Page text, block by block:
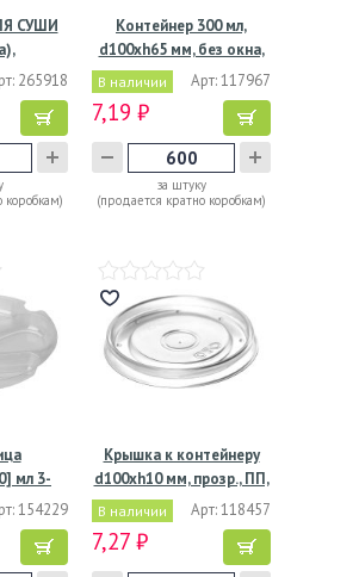
СУШИ
265918
коробкам)
Контейнер 300 мл,
d100хh65 мм, без окна,
без…
В наличии Арт: 117967
7,19 ₽
за штуку
(продается кратно коробкам)
мл 3-
154229
Крышка к контейнеру
d100хh10 мм, прозр., ПП,
В наличии Арт: 118457
7,27 ₽